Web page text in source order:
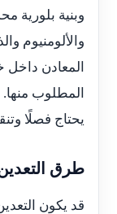
وبنية بلورية
والألومنيوم
المعادن
المطلوب منها.
يحتاج فصلًا
طرق
قد يكون